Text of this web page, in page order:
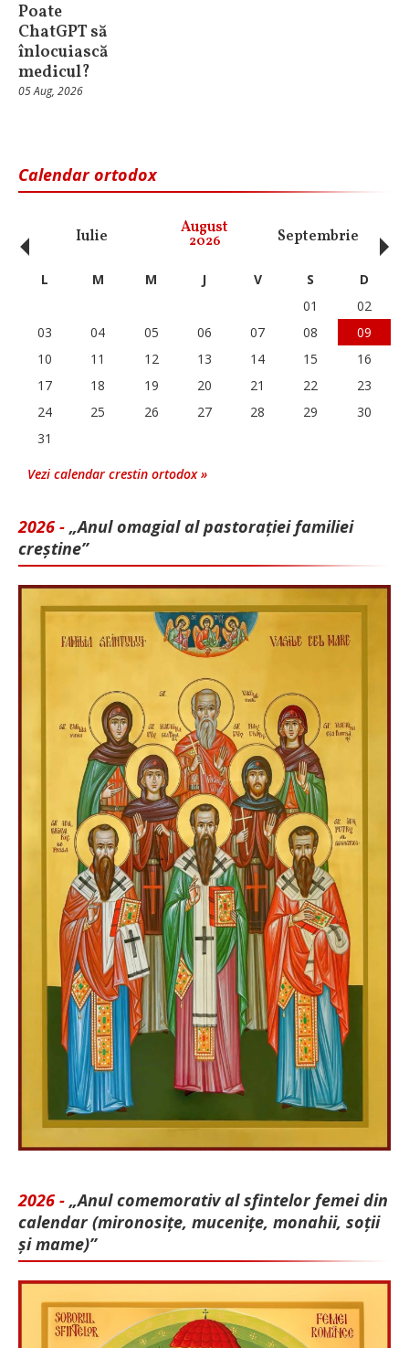
Poate
ChatGPT să
înlocuiască
medicul?
05 Aug, 2026
Calendar ortodox
Iulie August
2026 Septembrie
‹ L M M J V S
D
01
02
03
04 05 06 07 08
09
10
11 12 13 14 15
16
17
18 19 20 21 22
23
24
25 26 27 28 29
30
31
Vezi calendar crestin ortodox »
2026 - „Anul omagial al pastorației familiei
creștine”
2026 - „Anul comemorativ al sfintelor femei din
calendar (mironosițe, mu­cenițe, monahii, soții
și mame)”